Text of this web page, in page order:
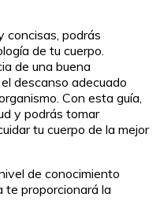
concisas, podrás
de tu cuerpo.
de una buena
descanso adecuado
Con esta guía,
y podrás tomar
tu cuerpo de la mejor
de conocimiento
te proporcionará la